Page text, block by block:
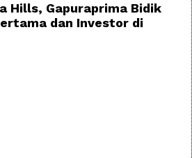
Hills, Gapuraprima Bidik
dan Investor di